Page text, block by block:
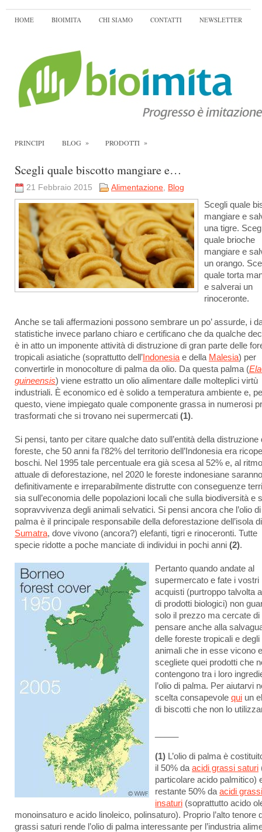
HOME BIOIMITA CHI SIAMO CONTATTI NEWSLETTER
PRINCIPI BLOG » PRODOTTI »
Scegli quale biscotto mangiare e…
21 Febbraio 2015 Alimentazione, Blog
Scegli quale
mangiare e
una tigre.
quale brioche
mangiare e
un orango.
quale torta
e salverai un
rinoceronte.
Anche se tali affermazioni possono sembrare un po’ assurde, i
statistiche invece parlano chiaro e certificano che da qualche
è in atto un imponente attività di distruzione di gran parte delle
tropicali asiatiche (soprattutto dell’ Indonesia e della Malesia) per
convertirle in monocolture di palma da olio. Da questa palma (
guineensis) viene estratto un olio alimentare dalle molteplici virtù
industriali. È economico ed è solido a temperatura ambiente e,
questo, viene impiegato quale componente grassa in numerosi
trasformati che si trovano nei supermercati (1).
Si pensi, tanto per citare qualche dato sull’entità della distruzione
foreste, che 50 anni fa l’82% del territorio dell’Indonesia era
boschi. Nel 1995 tale percentuale era già scesa al 52% e, al ritmo
attuale di deforestazione, nel 2020 le foreste indonesiane saranno
definitivamente e irreparabilmente distrutte con conseguenze
sia sull’economia delle popolazioni locali che sulla biodiversità e
sopravvivenza degli animali selvatici. Si pensi ancora che l’olio di
palma è il principale responsabile della deforestazione dell’isola di
Sumatra, dove vivono (ancora?) elefanti, tigri e rinoceronti. Tutte
specie ridotte a poche manciate di individui in pochi anni (2).
Pertanto quando andate al
supermercato e fate i vostri
acquisti (purtroppo talvolta
di prodotti biologici) non
solo il prezzo ma cercate di
pensare anche alla
delle foreste tropicali e degli
animali che in esse vicono e
scegliete quei prodotti che
contengono tra i loro
l’olio di palma. Per aiutarvi
scelta consapevole qui un
di biscotti che non lo
(1) L’olio di palma è
il 50% da acidi grassi saturi
particolare acido palmitico)
restante 50% da acidi grassi
insaturi (soprattutto acido
monoinsaturo e acido linoleico, polinsaturo). Proprio l’alto tenore
grassi saturi rende l’olio di palma interessante per l’industria